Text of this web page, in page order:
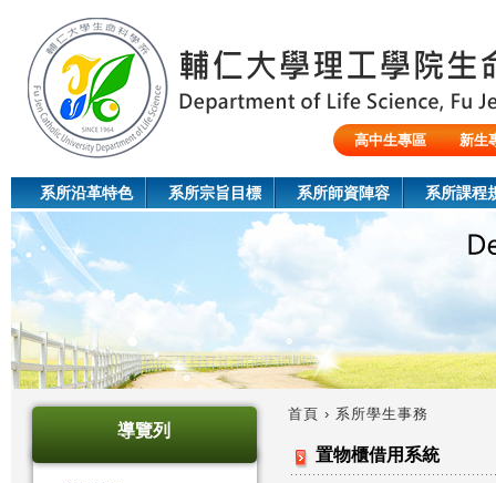
高中生專區
新生
系所沿革特色 系所宗旨目標 系所師資陣容 系所課程
導覽列
您
首頁 › 系所學生事務
置物櫃借用系統